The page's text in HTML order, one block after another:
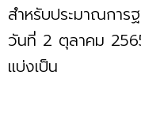
สำหรับประมาณการ
วันที่ 2 ตุลาคม
แบ่งเป็น